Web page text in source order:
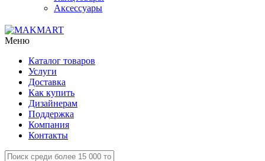
Аксессуары
Меню
Каталог товаров
Услуги
Доставка
Как купить
Дизайнерам
Поддержка
Компания
Контакты